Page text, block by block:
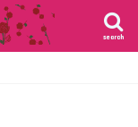
search